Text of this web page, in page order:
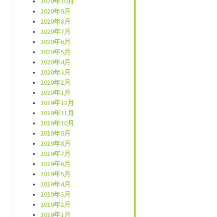
2020年9月
2020年8月
2020年7月
2020年6月
2020年5月
2020年4月
2020年3月
2020年2月
2020年1月
2019年12月
2019年11月
2019年10月
2019年9月
2019年8月
2019年7月
2019年6月
2019年5月
2019年4月
2019年3月
2019年2月
2019年1月